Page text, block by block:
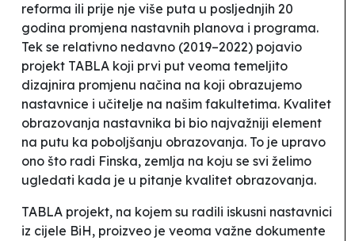
reforma ili prije nje više puta u posljednjih 20
godina promjena nastavnih planova i programa.
Tek se relativno nedavno (2019–2022) pojavio
projekt TABLA koji prvi put veoma temeljito
dizajnira promjenu načina na koji obrazujemo
nastavnice i učitelje na našim fakultetima. Kvalitet
obrazovanja nastavnika bi bio najvažniji element
na putu ka poboljšanju obrazovanja. To je upravo
ono što radi Finska, zemlja na koju se svi želimo
ugledati kada je u pitanje kvalitet obrazovanja.
TABLA projekt, na kojem su radili iskusni nastavnici
iz cijele BiH, proizveo je veoma važne dokumente